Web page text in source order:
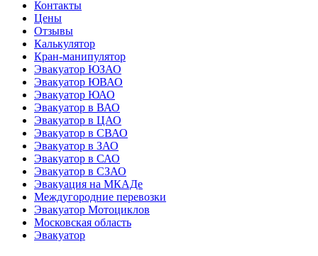
Контакты
Цены
Отзывы
Калькулятор
Кран-манипулятор
Эвакуатор ЮЗАО
Эвакуатор ЮВАО
Эвакуатор ЮАО
Эвакуатор в ВАО
Эвакуатор в ЦАО
Эвакуатор в СВАО
Эвакуатор в ЗАО
Эвакуатор в САО
Эвакуатор в СЗАО
Эвакуация на МКАДе
Междугородние перевозки
Эвакуатор Мотоциклов
Московская область
Эвакуатор